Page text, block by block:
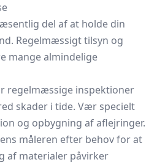
del af at holde din
Regelmæssigt tilsyn og
mange almindelige
regelmæssige inspektioner
skader i tide. Vær specielt
og opbygning af aflejringer.
måleren efter behov for at
af materialer påvirker